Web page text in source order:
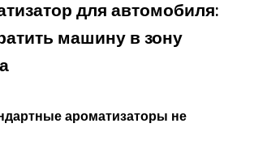
для автомобиля:
машину в зону
ароматизаторы не